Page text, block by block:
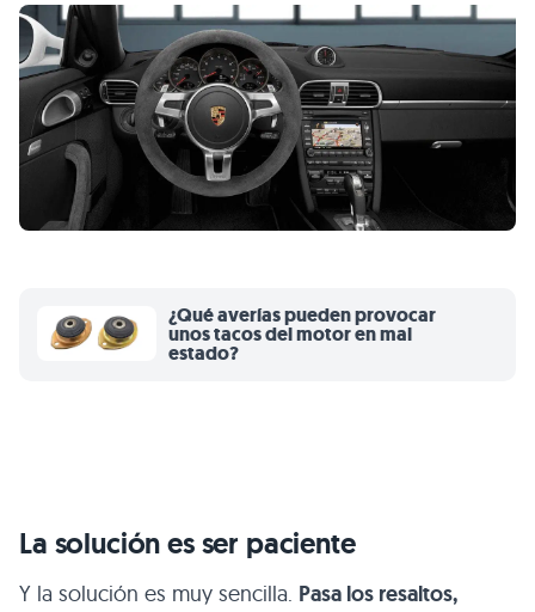
¿Qué averías pueden provocar
unos tacos del motor en mal
estado?
La solución es ser paciente
Y la solución es muy sencilla. Pasa los resaltos,